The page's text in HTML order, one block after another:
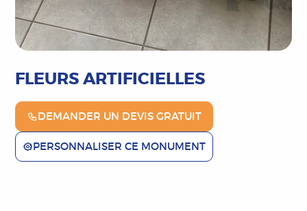
FLEURS ARTIFICIELLES
DEMANDER UN DEVIS GRATUIT
PERSONNALISER CE MONUMENT